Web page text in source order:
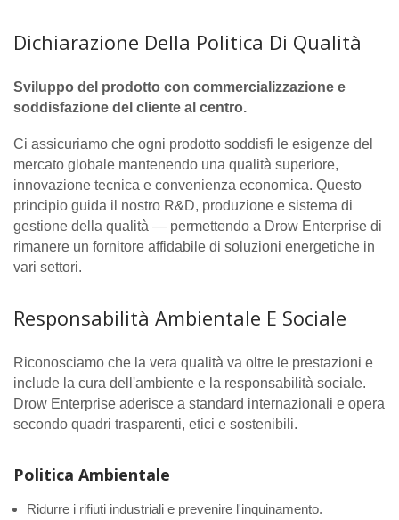
Dichiarazione Della Politica Di Qualità
Sviluppo del prodotto con commercializzazione e
soddisfazione del cliente al centro.
Ci assicuriamo che ogni prodotto soddisfi le esigenze del
mercato globale mantenendo una qualità superiore,
innovazione tecnica e convenienza economica. Questo
principio guida il nostro R&D, produzione e sistema di
gestione della qualità — permettendo a Drow Enterprise di
rimanere un fornitore affidabile di soluzioni energetiche in
vari settori.
Responsabilità Ambientale E Sociale
Riconosciamo che la vera qualità va oltre le prestazioni e
include la cura dell'ambiente e la responsabilità sociale.
Drow Enterprise aderisce a standard internazionali e opera
secondo quadri trasparenti, etici e sostenibili.
Politica Ambientale
Ridurre i rifiuti industriali e prevenire l'inquinamento.